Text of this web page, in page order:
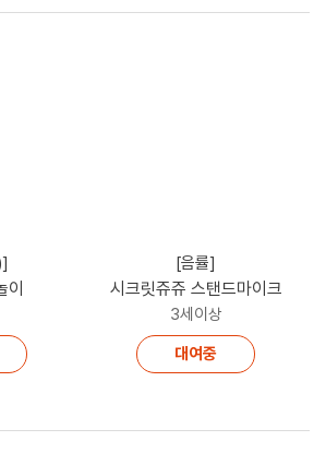
[음률]
시크릿쥬쥬 스탠드마이크
3세이상
대여중